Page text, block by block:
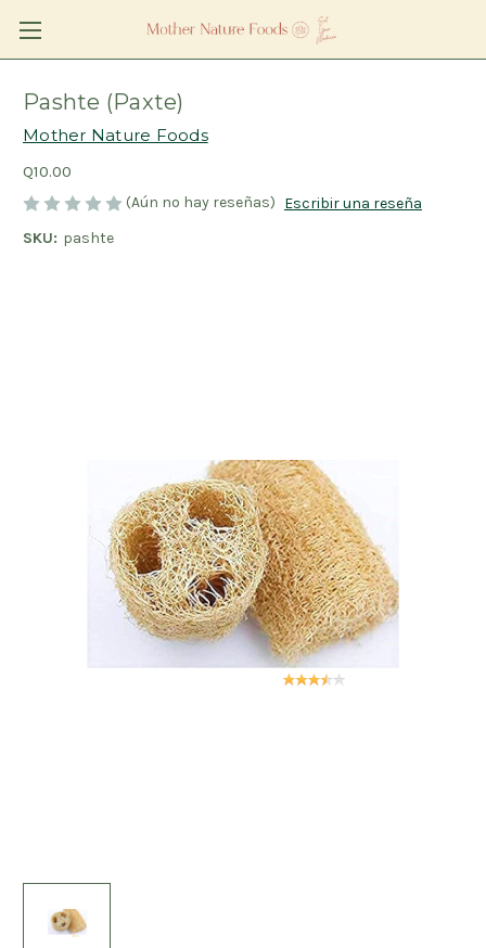
Pashte (Paxte)
Mother Nature Foods
Q10.00
(Aún no hay reseñas) Escribir una reseña
SKU: pashte